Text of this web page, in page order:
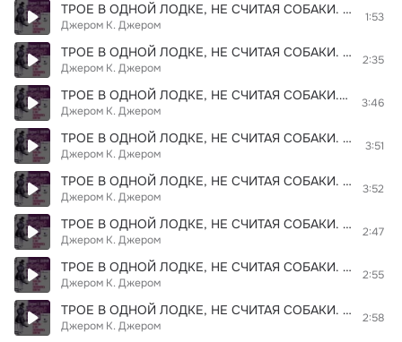
ТРОЕ В ОДНОЙ ЛОДКЕ, НЕ СЧИТАЯ СОБАКИ. Глава 05. Фрагмент 02
Джером К. Джером
1:53
ТРОЕ В ОДНОЙ ЛОДКЕ, НЕ СЧИТАЯ СОБАКИ. Глава 05. Фрагмент 04
Джером К. Джером
2:35
ТРОЕ В ОДНОЙ ЛОДКЕ, НЕ СЧИТАЯ СОБАКИ. Глава 05. Фрагмент 08
Джером К. Джером
3:46
ТРОЕ В ОДНОЙ ЛОДКЕ, НЕ СЧИТАЯ СОБАКИ. Глава 02. Фрагмент 06
Джером К. Джером
3:51
ТРОЕ В ОДНОЙ ЛОДКЕ, НЕ СЧИТАЯ СОБАКИ. Глава 06. Фрагмент 04
Джером К. Джером
3:52
ТРОЕ В ОДНОЙ ЛОДКЕ, НЕ СЧИТАЯ СОБАКИ. Глава 05. Фрагмент 06
Джером К. Джером
2:47
ТРОЕ В ОДНОЙ ЛОДКЕ, НЕ СЧИТАЯ СОБАКИ. Глава 07. Фрагмент 01
Джером К. Джером
2:55
ТРОЕ В ОДНОЙ ЛОДКЕ, НЕ СЧИТАЯ СОБАКИ. Глава 07. Фрагмент 05
Джером К. Джером
2:58